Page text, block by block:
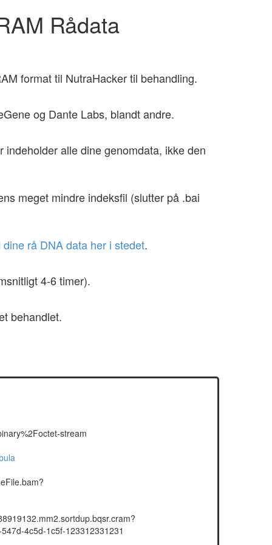
Rådata
format til NutraHacker til behandling.
og Dante Labs, blandt andre.
alle dine genomdata, ikke den
meget mindre indeksfil (slutter på .bai
dine rå DNA data her i stedet.
4-6 timer).
behandlet.
stream
4c5d-1c5f-123312331231